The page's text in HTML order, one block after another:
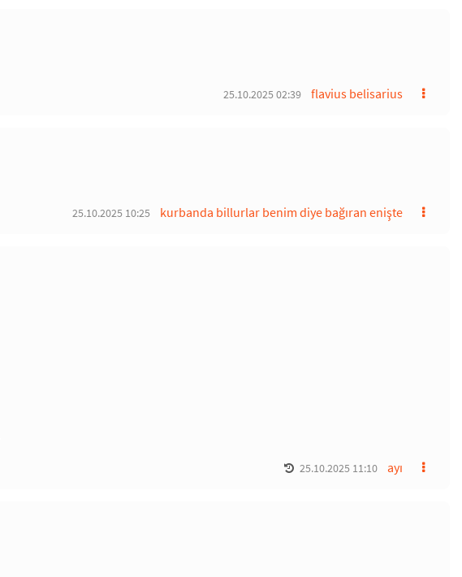
flavius belisarius
25.10.2025 02:39
kurbanda billurlar benim diye bağıran enişte
25.10.2025 10:25
ayı
25.10.2025 11:10